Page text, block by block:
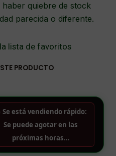
haber quiebre de stock
parecida o diferente.
lista de favoritos
PRODUCTO